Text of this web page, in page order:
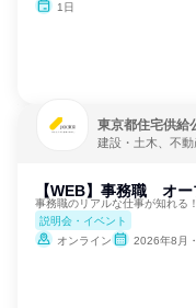
1日
東京都住宅供給
建設・土木、不
【WEB】事務職 オ
事務職のリアルな仕事が知れる
説明会・イベント
オンライン
2026年8月